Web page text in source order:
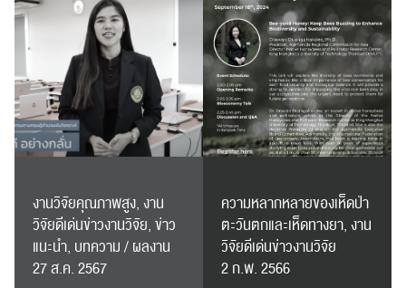
งานวิจัยคุณภาพสูง, งาน
วิจัยดีเด่นข่าวงานวิจัย, ข่าว
แนะนำ, บทความ / ผลงาน
27 ส.ค. 2567
ความหลากหลายของเห็ดป่า
ตะวันตกและเห็ดทางยา, งาน
วิจัยดีเด่นข่าวงานวิจัย
2 ก.พ. 2566